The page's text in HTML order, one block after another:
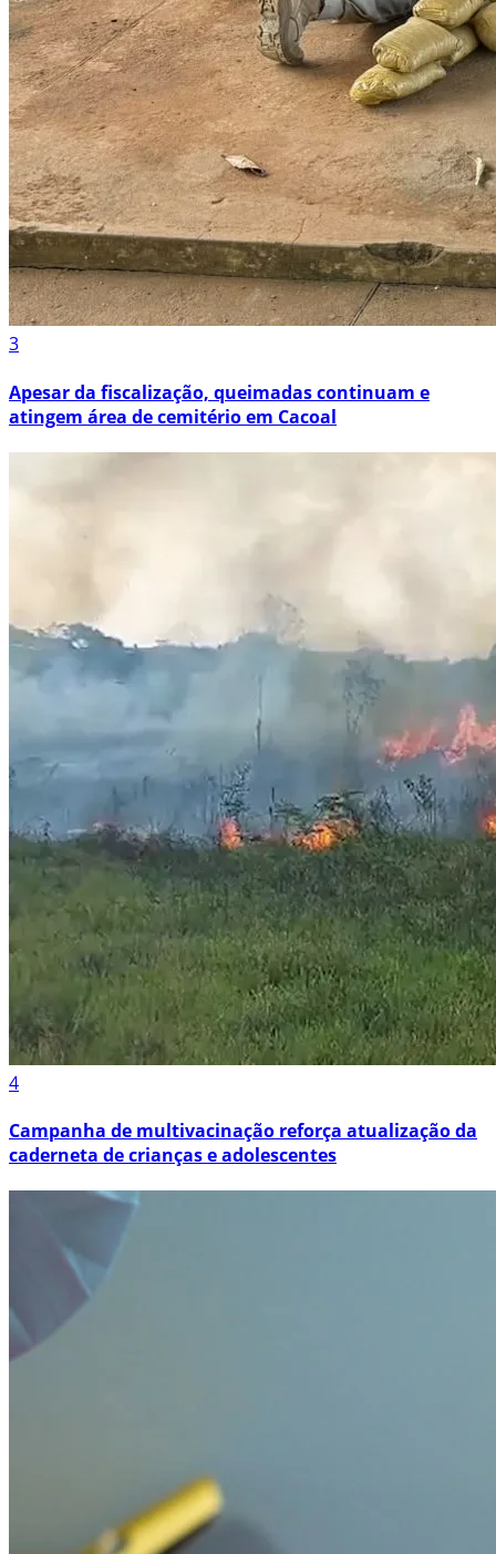
3
Apesar da fiscalização, queimadas continuam e
atingem área de cemitério em Cacoal
4
Campanha de multivacinação reforça atualização da
caderneta de crianças e adolescentes